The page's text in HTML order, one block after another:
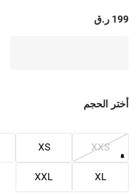
199 ر.ق
أختر الحجم
XXS
XS
XL
XXL